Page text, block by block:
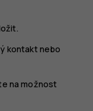
kontakt nebo
na možnost